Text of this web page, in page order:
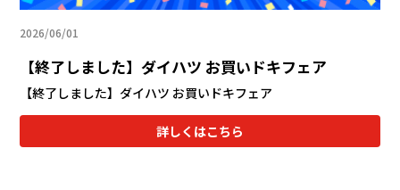
2026/06/01
【終了しました】ダイハツ お買いドキフェア
【終了しました】ダイハツ お買いドキフェア
詳しくはこちら